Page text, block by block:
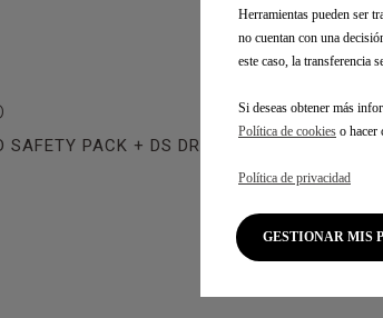
SAFETY PACK + DS DRIVE ASSIST
DS
3D y
PACK
Herramientas pueden ser
no cuentan con una
este caso, la transferencia
Si deseas obtener más
Política de cookies o hacer
Política de privacidad
GESTIONAR MIS